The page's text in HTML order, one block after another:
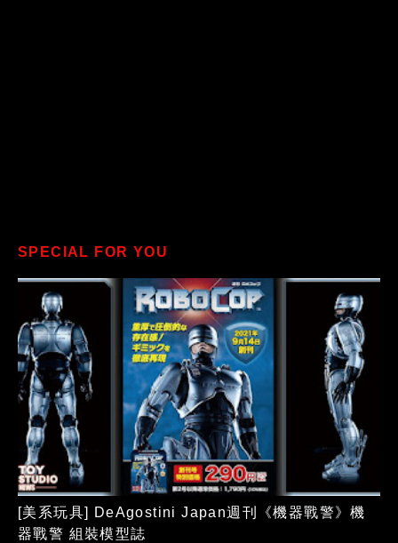
SPECIAL FOR YOU
[美系玩具] DeAgostini Japan週刊《機器戰警》機
器戰警 組裝模型誌